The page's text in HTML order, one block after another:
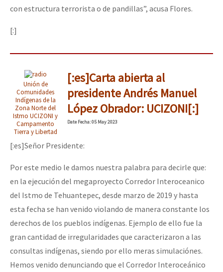
con estructura terrorista o de pandillas”, acusa Flores.
[:]
Unión de
Comunidades
Indígenas de la
Zona Norte del
Istmo UCIZONI y
Campamento
Tierra y Libertad
[:es]Carta abierta al
presidente Andrés Manuel
López Obrador: UCIZONI[:]
DateFecha: 05 May 2023
[:es]Señor Presidente:
Por este medio le damos nuestra palabra para decirle que:
en la ejecución del megaproyecto Corredor Interoceanico
del Istmo de Tehuantepec, desde marzo de 2019 y hasta
esta fecha se han venido violando de manera constante los
derechos de los pueblos indígenas. Ejemplo de ello fue la
gran cantidad de irregularidades que caracterizaron a las
consultas indígenas, siendo por ello meras simulaciónes.
Hemos venido denunciando que el Corredor Interoceánico